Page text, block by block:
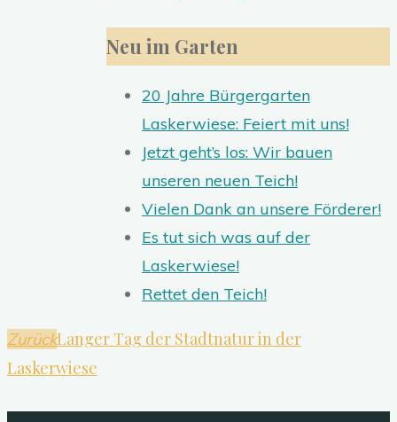
Neu im Garten
20 Jahre Bürgergarten
Laskerwiese: Feiert mit uns!
Jetzt geht’s los: Wir bauen
unseren neuen Teich!
Vielen Dank an unsere Förderer!
Es tut sich was auf der
Laskerwiese!
Rettet den Teich!
ZurückLanger Tag der Stadtnatur in der
Laskerwiese